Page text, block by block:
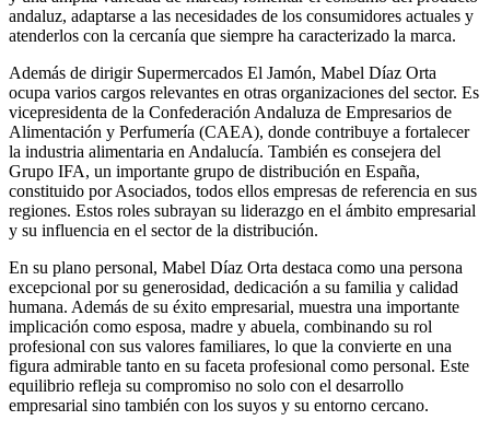
andaluz, adaptarse a las necesidades de los consumidores actuales y
atenderlos con la cercanía que siempre ha caracterizado la marca.
Además de dirigir Supermercados El Jamón, Mabel Díaz Orta
ocupa varios cargos relevantes en otras organizaciones del sector. Es
vicepresidenta de la Confederación Andaluza de Empresarios de
Alimentación y Perfumería (CAEA), donde contribuye a fortalecer
la industria alimentaria en Andalucía. También es consejera del
Grupo IFA, un importante grupo de distribución en España,
constituido por Asociados, todos ellos empresas de referencia en sus
regiones. Estos roles subrayan su liderazgo en el ámbito empresarial
y su influencia en el sector de la distribución​.
En su plano personal, Mabel Díaz Orta destaca como una persona
excepcional por su generosidad, dedicación a su familia y calidad
humana. Además de su éxito empresarial, muestra una importante
implicación como esposa, madre y abuela, combinando su rol
profesional con sus valores familiares, lo que la convierte en una
figura admirable tanto en su faceta profesional como personal. Este
equilibrio refleja su compromiso no solo con el desarrollo
empresarial sino también con los suyos y su entorno cercano.